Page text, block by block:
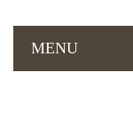
MENU